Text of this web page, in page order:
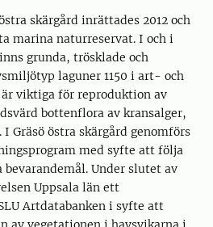
skärgård inrättades 2012 och
marina naturreservat. I och i
grunda, trösklade och
laguner 1150 i art- och
viktiga för reproduktion av
bottenflora av kransalger,
Gräsö östra skärgård genomförs
med syfte att följa
Under slutet av
Uppsala län ett
Artdatabanken i syfte att